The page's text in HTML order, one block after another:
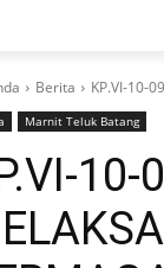
Berita KP.VI-10-
Marnit Teluk Batang
10-